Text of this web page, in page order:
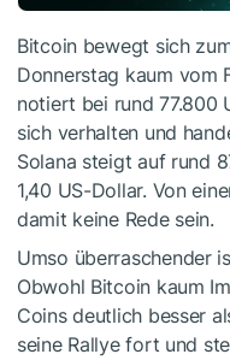
Bitcoin bewegt sich
Donnerstag kaum vom
notiert bei rund 77.800
sich verhalten und
Solana steigt auf rund
1,40 US-Dollar. Von
damit keine Rede sein.
Umso überraschender
Obwohl Bitcoin kaum
Coins deutlich besser
seine Rallye fort und